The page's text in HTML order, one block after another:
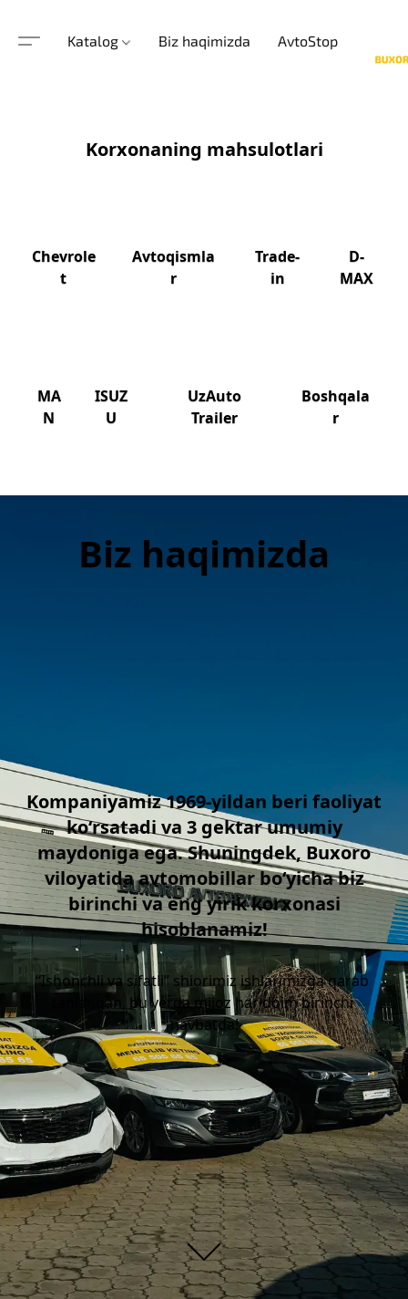
Katalog Biz haqimizda AvtoStop
Korxonaning mahsulotlari
Chevrole
t
Avtoqismla
r
Trade-
in
D-
MAX
MA
N
ISUZ
U
UzAuto
Trailer
Boshqala
r
Biz haqimizda
Kompaniyamiz 1969-yildan beri faoliyat
koʻrsatadi va 3 gektar umumiy
maydoniga ega. Shuningdek, Buxoro
viloyatida avtomobillar boʻyicha biz
birinchi va eng yirik korxonasi
hisoblanamiz!
“Ishonchli va sifatli” shiorimiz ishlarimizga qarab
tanlangan, bu yerda mijoz har doim birinchi
navbatda!